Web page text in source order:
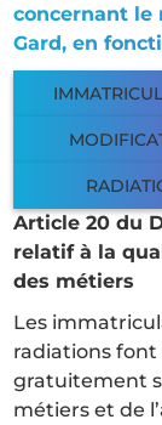
concernant le
Gard, en
Article 20 du
relatif à la
des métiers
Les
radiations font
gratuitement
métiers et de